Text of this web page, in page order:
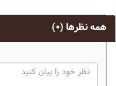
همه نظرها (۰)